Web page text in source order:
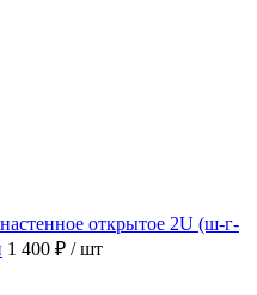
открытое 2U (ш-г-
1 400 ₽ / шт